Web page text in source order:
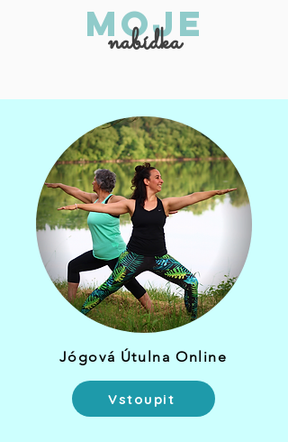
moje
nabídka
Jógová Útulna Online
Vstoupit